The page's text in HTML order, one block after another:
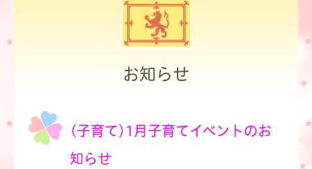
お知らせ
(子育て)1月子育てイベントのお
知らせ